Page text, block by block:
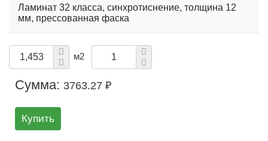
Ламинат 32 класса, синхротиснение, толщина 12
мм, прессованная фаска
м2
Сумма: 3763.27 ₽
Купить